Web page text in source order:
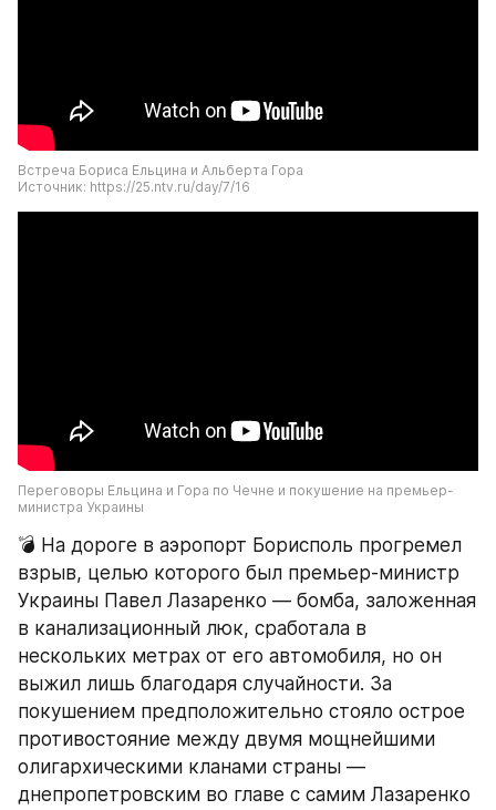
Встреча Бориса Ельцина и Альберта Гора
Источник: https://25.ntv.ru/day/7/16
Переговоры Ельцина и Гора по Чечне и покушение на премьер-
министра Украины
💣 На дороге в аэропорт Борисполь прогремел
взрыв, целью которого был премьер-министр
Украины Павел Лазаренко — бомба, заложенная
в канализационный люк, сработала в
нескольких метрах от его автомобиля, но он
выжил лишь благодаря случайности. За
покушением предположительно стояло острое
противостояние между двумя мощнейшими
олигархическими кланами страны —
днепропетровским во главе с самим Лазаренко